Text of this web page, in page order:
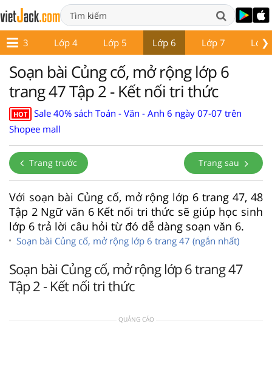
❯
Lớp 3 Lớp 4 Lớp 5 Lớp 6 Lớp 7 Lớp
Soạn bài Củng cố, mở rộng lớp 6
trang 47 Tập 2 - Kết nối tri thức
HOT
Sale 40% sách Toán - Văn - Anh 6 ngày 07-07 trên
Shopee mall
Trang trước Trang sau
Với soạn bài Củng cố, mở rộng lớp 6 trang 47, 48
Tập 2 Ngữ văn 6 Kết nối tri thức sẽ giúp học sinh
lớp 6 trả lời câu hỏi từ đó dễ dàng soạn văn 6.
Soạn bài Củng cố, mở rộng lớp 6 trang 47 (ngắn nhất)
Soạn bài Củng cố, mở rộng lớp 6 trang 47
Tập 2 - Kết nối tri thức
QUẢNG CÁO